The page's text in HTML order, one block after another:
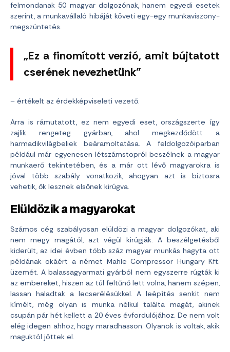
felmondanak 50 magyar dolgozónak, hanem egyedi esetek
szerint, a munkavállaló hibáját követi egy-egy munkaviszony-
megszüntetés.
„Ez a finomított verzió, amit bújtatott
cserének nevezhetünk”
– értékelt az érdekképviseleti vezető.
Arra is rámutatott, ez nem egyedi eset, országszerte így
zajlik rengeteg gyárban, ahol megkezdődött a
harmadikvilágbeliek beáramoltatása. A feldolgozóiparban
például már egyenesen létszámstopról beszélnek a magyar
munkaerő tekintetében, és a már ott lévő magyarokra is
jóval több szabály vonatkozik, ahogyan azt is biztosra
vehetik, ők lesznek elsőnek kirúgva.
Elüldözik a magyarokat
Számos cég szabályosan elüldözi a magyar dolgozókat, aki
nem megy magától, azt végül kirúgják. A beszélgetésből
kiderült, az idei évben több száz magyar munkás hagyta ott
példának okáért a német Mahle Compressor Hungary Kft.
üzemét. A balassagyarmati gyárból nem egyszerre rúgták ki
az embereket, hiszen az túl feltűnő lett volna, hanem szépen,
lassan haladtak a lecserélésükkel. A leépítés senkit nem
kímélt, még olyan is munka nélkül találta magát, akinek
csupán pár hét kellett a 20 éves évfordulójához. De nem volt
elég idegen ahhoz, hogy maradhasson. Olyanok is voltak, akik
maguktól jöttek el.